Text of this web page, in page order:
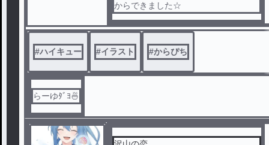
からできました☆
#ハイキュー #イラスト #からぴち
らーゆﾀﾞﾖ🍜